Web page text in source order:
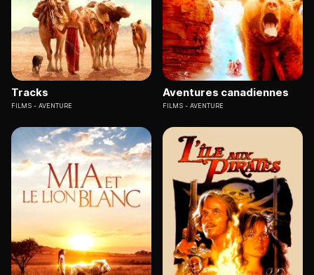
Tracks
FILMS AVENTURE
Aventures canadiennes
FILMS AVENTURE